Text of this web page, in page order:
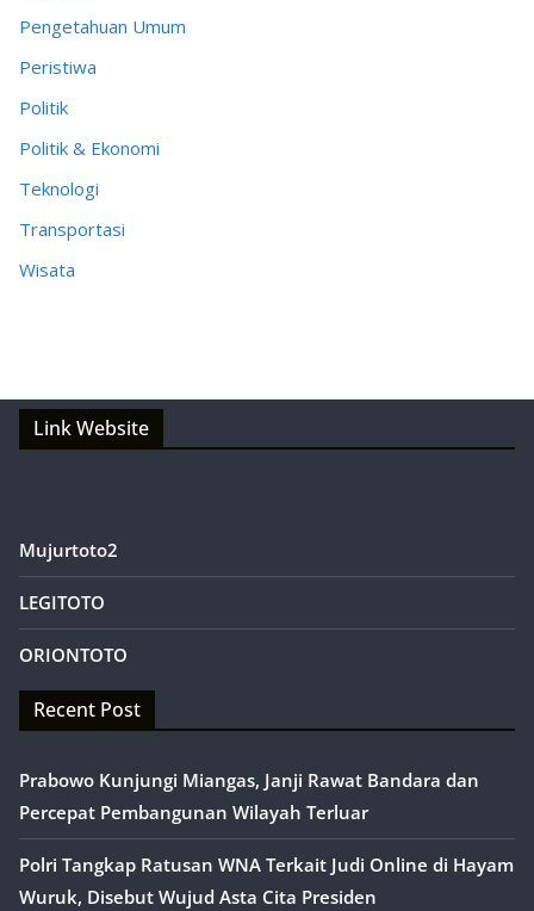
Pengetahuan Umum
Peristiwa
Politik
Politik & Ekonomi
Teknologi
Transportasi
Wisata
Link Website
Mujurtoto2
LEGITOTO
ORIONTOTO
Recent Post
Prabowo Kunjungi Miangas, Janji Rawat Bandara dan
Percepat Pembangunan Wilayah Terluar
Polri Tangkap Ratusan WNA Terkait Judi Online di Hayam
Wuruk, Disebut Wujud Asta Cita Presiden